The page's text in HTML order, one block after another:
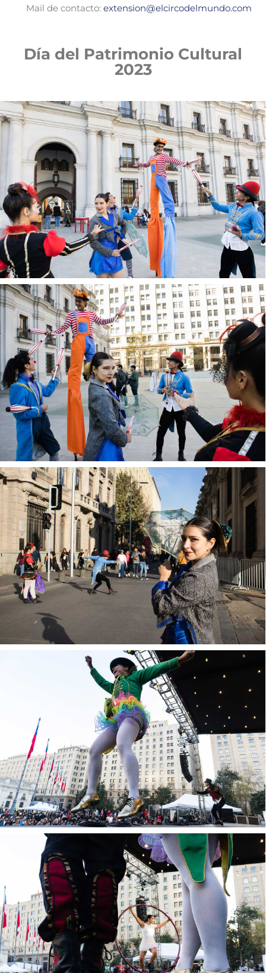
Mail de contacto: extension@elcircodelmundo.com
Día del Patrimonio Cultural
2023